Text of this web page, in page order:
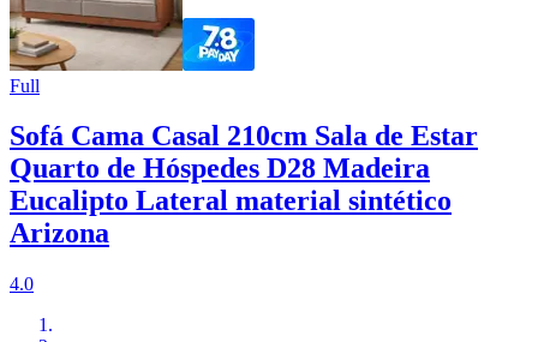
Full
Sofá Cama Casal 210cm Sala de Estar
Quarto de Hóspedes D28 Madeira
Eucalipto Lateral material sintético
Arizona
4.0